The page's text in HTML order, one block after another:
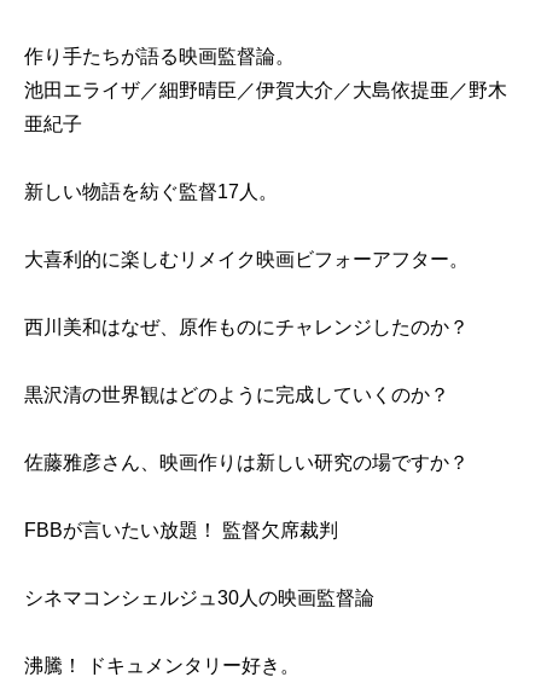
作り手たちが語る映画監督論。
池田エライザ／細野晴臣／伊賀大介／大島依提亜／野木
亜紀子
新しい物語を紡ぐ監督17人。
大喜利的に楽しむリメイク映画ビフォーアフター。
西川美和はなぜ、原作ものにチャレンジしたのか？
黒沢清の世界観はどのように完成していくのか？
佐藤雅彦さん、映画作りは新しい研究の場ですか？
FBBが言いたい放題！ 監督欠席裁判
シネマコンシェルジュ30人の映画監督論
沸騰！ ドキュメンタリー好き。